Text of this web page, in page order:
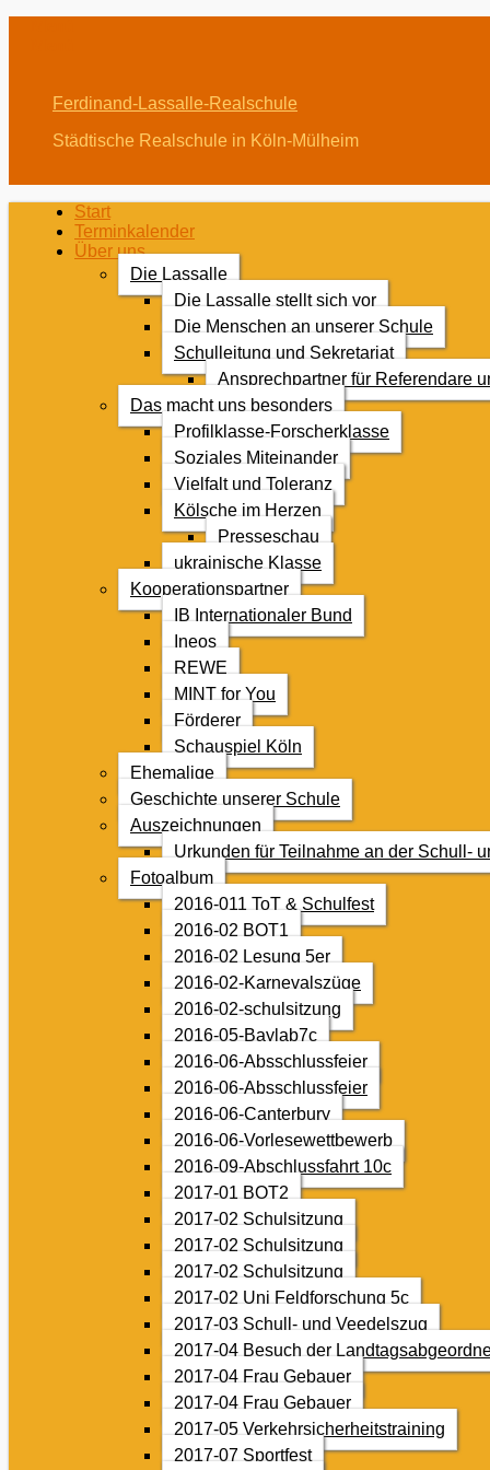
Ferdinand-Lassalle-Realschule
Städtische Realschule in Köln-Mülheim
Erstes
Menü
Zum
Inhalt:
Start
Terminkalender
Über uns
Die Lassalle
Die Lassalle stellt sich vor
Die Menschen an unserer Schule
Schulleitung und Sekretariat
Ansprechpartner für Referendare
Das macht uns besonders
Profilklasse-Forscherklasse
Soziales Miteinander
Vielfalt und Toleranz
Kölsche im Herzen
Presseschau
ukrainische Klasse
Kooperationspartner
IB Internationaler Bund
Ineos
REWE
MINT for You
Förderer
Schauspiel Köln
Ehemalige
Geschichte unserer Schule
Auszeichnungen
Urkunden für Teilnahme an der Schull-
Fotoalbum
2016-011 ToT & Schulfest
2016-02 BOT1
2016-02 Lesung 5er
2016-02-Karnevalszüge
2016-02-schulsitzung
2016-05-Baylab7c
2016-06-Absschlussfeier
2016-06-Absschlussfeier
2016-06-Canterbury
2016-06-Vorlesewettbewerb
2016-09-Abschlussfahrt 10c
2017-01 BOT2
2017-02 Schulsitzung
2017-02 Schulsitzung
2017-02 Schulsitzung
2017-02 Uni Feldforschung 5c
2017-03 Schull- und Veedelszug
2017-04 Besuch der
2017-04 Frau Gebauer
2017-04 Frau Gebauer
2017-05 Verkehrsicherheitstraining
2017-07 Sportfest